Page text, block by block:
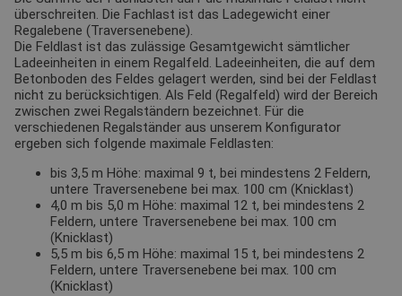
überschreiten. Die Fachlast ist das Ladegewicht einer
Regalebene (Traversenebene).
Die Feldlast ist das zulässige Gesamtgewicht sämtlicher
Ladeeinheiten in einem Regalfeld. Ladeeinheiten, die auf dem
Betonboden des Feldes gelagert werden, sind bei der Feldlast
nicht zu berücksichtigen. Als Feld (Regalfeld) wird der Bereich
zwischen zwei Regalständern bezeichnet. Für die
verschiedenen Regalständer aus unserem Konfigurator
ergeben sich folgende maximale Feldlasten:
bis 3,5 m Höhe: maximal 9 t, bei mindestens 2 Feldern,
untere Traversenebene bei max. 100 cm (Knicklast)
4,0 m bis 5,0 m Höhe: maximal 12 t, bei mindestens 2
Feldern, untere Traversenebene bei max. 100 cm
(Knicklast)
5,5 m bis 6,5 m Höhe: maximal 15 t, bei mindestens 2
Feldern, untere Traversenebene bei max. 100 cm
(Knicklast)